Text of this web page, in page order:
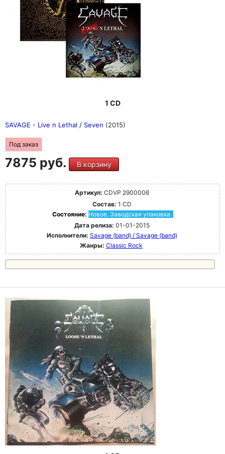
1 CD
SAVAGE - Live n Lethal / Seven (2015)
Под заказ
7875 руб. В корзину
Артикул: CDVP 2900006
Состав: 1 CD
Состояние: Новое. Заводская упаковка.
Дата релиза: 01-01-2015
Исполнители: Savage (band) / Savage (band)
Жанры: Classic Rock